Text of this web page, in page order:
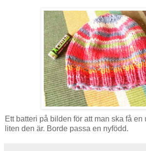
Ett batteri på bilden för att man ska få en
liten den är. Borde passa en nyfödd.